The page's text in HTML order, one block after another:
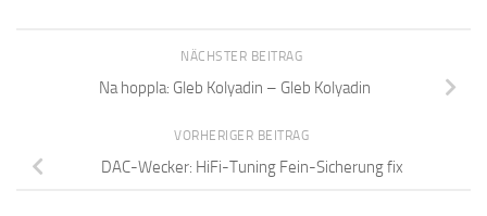
NÄCHSTER BEITRAG
Na hoppla: Gleb Kolyadin – Gleb Kolyadin
VORHERIGER BEITRAG
DAC-Wecker: HiFi-Tuning Fein-Sicherung fix